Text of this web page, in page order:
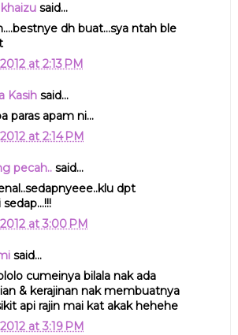
said...
dh buat...sya ntah ble
at 2:13 PM
Kasihsaid...
paras apam ni...
at 2:14 PM
pecah..said...
dpt
at 3:00 PM
said...
cumeinya bilala nak ada
& kerajinan nak membuatnya
api rajin mai kat akak hehehe
at 3:19 PM